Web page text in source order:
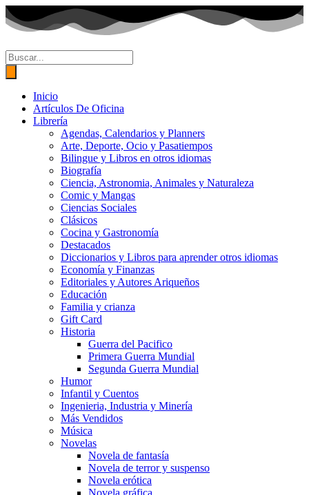
Ir
al
contenido
Búsqueda
de
productos
Inicio
Artículos De Oficina
Librería
Agendas, Calendarios y Planners
Arte, Deporte, Ocio y Pasatiempos
Bilingue y Libros en otros idiomas
Biografía
Ciencia, Astronomia, Animales y Naturaleza
Comic y Mangas
Ciencias Sociales
Clásicos
Cocina y Gastronomía
Destacados
Diccionarios y Libros para aprender otros idiomas
Economía y Finanzas
Editoriales y Autores Ariqueños
Educación
Familia y crianza
Gift Card
Historia
Guerra del Pacifico
Primera Guerra Mundial
Segunda Guerra Mundial
Humor
Infantil y Cuentos
Ingenieria, Industria y Minería
Más Vendidos
Música
Novelas
Novela de fantasía
Novela de terror y suspenso
Novela erótica